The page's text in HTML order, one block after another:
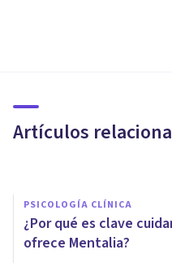
Artículos
tipos y
PSICOLOGÍA CLÍNICA
¿Por qué es clave
ofrece Mentalia?